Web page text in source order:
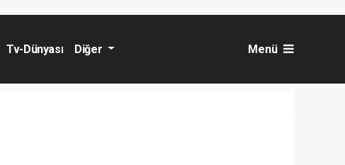
Tv-Dünyası Diğer Menü